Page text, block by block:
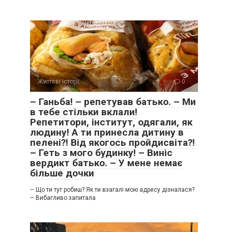
Життєві історії 0
– Ганьба! – репетував батько. – Ми
в тебе стільки вклали!
Репетитори, інститут, одягали, як
людину! А ти принесла дитину в
пелені?! Від якогось пройдисвіта?!
– Геть з мого будинку! – Виніс
вердикт батько. – У мене немає
більше дочки
– Що ти тут робиш? Як ти взагалі мою адресу дізналася?
– Вибагливо запитала